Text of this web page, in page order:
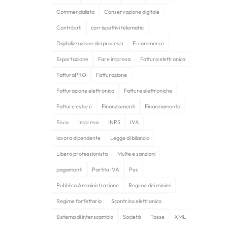
Commercialista Conservazione digitale
Contributi corrispettivi telematici
Digitalizzazione dei processi E-commerce
Esportazione Fare impresa Fattura elettronica
FatturaPRO Fatturazione
Fatturazione elettronica Fatture elettroniche
Fatture estere Finanziamenti Finanziamento
Fisco Impresa INPS IVA
lavoro dipendente Legge di bilancio
Libero professionista Multe e sanzioni
pagamenti Partita IVA Pec
Pubblica Amministrazione Regime dei minimi
Regime forfettario Scontrino elettronico
Sistema di interscambio Società Tasse XML